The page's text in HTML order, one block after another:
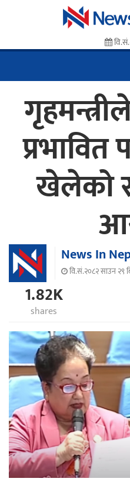
प्रभावित
खेलेको
News In
वि.सं.२०८२ साउन २९
1.82K
shares